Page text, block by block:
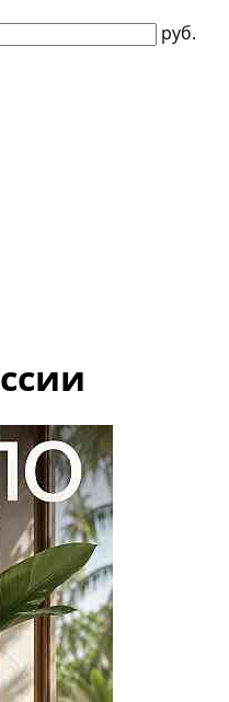
руб.